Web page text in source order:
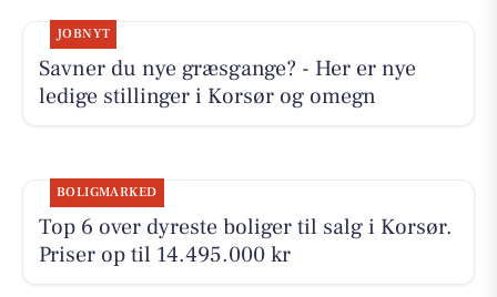
JOBNYT
Savner du nye græsgange? - Her er nye
ledige stillinger i Korsør og omegn
BOLIGMARKED
Top 6 over dyreste boliger til salg i Korsør.
Priser op til 14.495.000 kr